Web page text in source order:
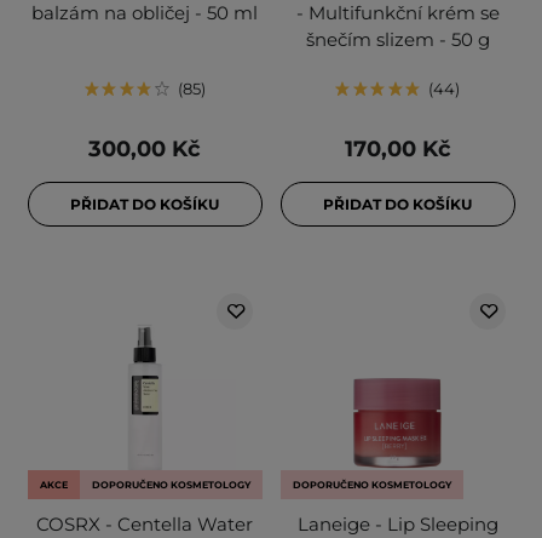
balzám na obličej - 50 ml
85
300,00 Kč
PŘIDAT DO KOŠÍKU
- Multifunkční krém se
šnečím slizem - 50 g
44
170,00 Kč
PŘIDAT DO KOŠÍKU
AKCE DOPORUČENO KOSMETOLOGY
COSRX - Centella Water
DOPORUČENO KOSMETOLOGY
Laneige - Lip Sleeping